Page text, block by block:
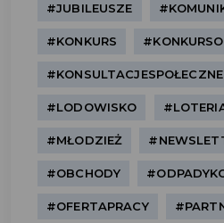
#JUBILEUSZE
#KONKURS
#KONSULTACJESPOŁECZNE
#LODOWISKO
#MŁODZIEŻ
#OBCHODY
#OFERTAPRACY